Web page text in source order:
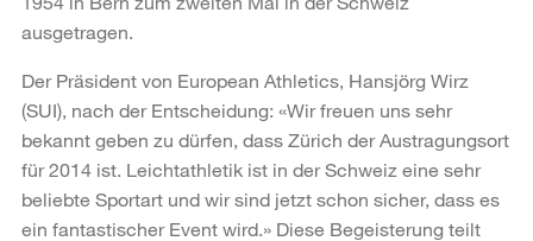
ausgetragen.
Der Präsident von European Athletics, Hansjörg Wirz
(SUI), nach der Entscheidung: «Wir freuen uns sehr
bekannt geben zu dürfen, dass Zürich der Austragungsort
für 2014 ist. Leichtathletik ist in der Schweiz eine sehr
beliebte Sportart und wir sind jetzt schon sicher, dass es
ein fantastischer Event wird.» Diese Begeisterung teilt